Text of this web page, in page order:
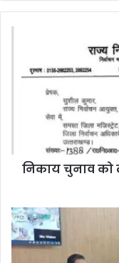
निकाय चुनाव को